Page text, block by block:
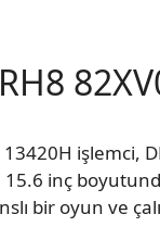
işlemci,
inç
bir oyun ve